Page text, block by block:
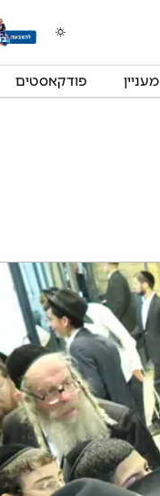
מעניין פודקאסטים